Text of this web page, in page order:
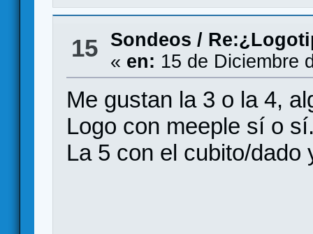
15 Sondeos /
« en: 15 de Diciembre
Me gustan la 3 o la 4,
Logo con meeple sí o
La 5 con el cubito/dado